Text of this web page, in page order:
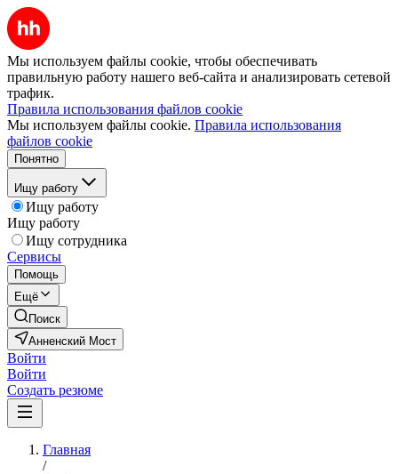
Мы используем файлы cookie, чтобы обеспечивать
правильную работу нашего веб-сайта и анализировать сетевой
трафик.
Правила использования файлов cookie
Мы используем файлы cookie. Правила использования
файлов cookie
Понятно
Ищу работу
Ищу работу
Ищу работу
Ищу сотрудника
Сервисы
Помощь
Ещё
Поиск
Анненский Мост
Войти
Войти
Создать резюме
Главная
/